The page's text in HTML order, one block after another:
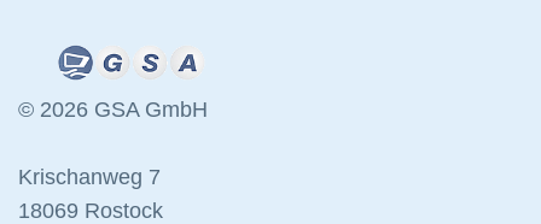
© 2026 GSA GmbH
Krischanweg 7
18069 Rostock